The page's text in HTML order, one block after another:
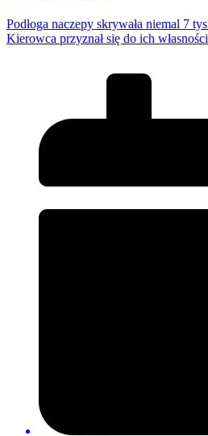
Podłoga naczepy skrywała niemal 7
Kierowca przyznał się do ich